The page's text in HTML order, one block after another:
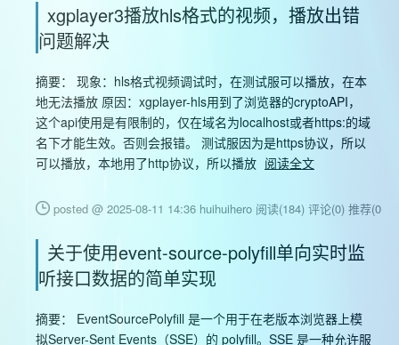
xgplayer3播放hls格式的视频，播放出错
问题解决
摘要： 现象：hls格式视频调试时，在测试服可以播放，在本
地无法播放 原因：xgplayer-hls用到了浏览器的cryptoAPI，
这个api使用是有限制的，仅在域名为localhost或者https:的域
名下才能生效。否则会报错。 测试服因为是https协议，所以
可以播放，本地用了http协议，所以播放 阅读全文
posted @ 2025-08-11 14:36 huihuihero 阅读(184) 评论(0) 推荐(0)
关于使用event-source-polyfill单向实时监
听接口数据的简单实现
摘要： ‌EventSourcePolyfill‌ 是一个用于在老版本浏览器上模
拟Server-Sent Events（SSE）的 polyfill。SSE 是一种允许服